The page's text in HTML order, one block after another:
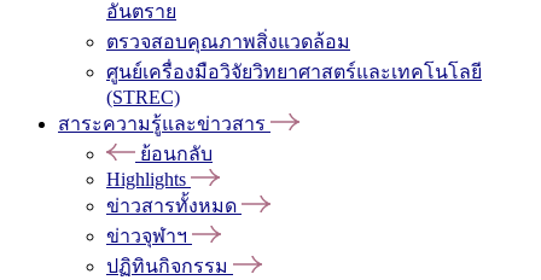
อันตราย
ตรวจสอบคุณภาพสิ่งแวดล้อม
ศูนย์เครื่องมือวิจัยวิทยาศาสตร์และเทคโนโลยี
(STREC)
สาระความรู้และข่าวสาร
ย้อนกลับ
Highlights
ข่าวสารทั้งหมด
ข่าวจุฬาฯ
ปฏิทินกิจกรรม